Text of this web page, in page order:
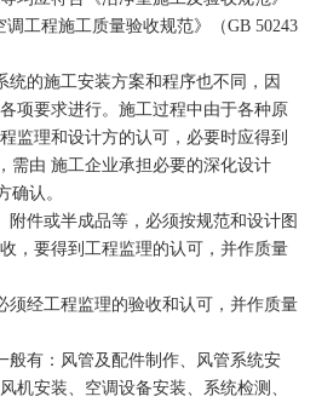
调工程施工质量验收规范》（GB 50243
统的施工安装方案和程序也不同，因
项要求进行。施工过程中由于各种原
监理和设计方的认可，必要时应得到
需由 施工企业承担必要的深化设计
确认。
附件或半成品等，必须按规范和设计图
，要得到工程监理的认可，并作质量
须经工程监理的验收和认可，并作质量
般有：风管及配件制作、风管系统安
机安装、空调设备安装、系统检测、